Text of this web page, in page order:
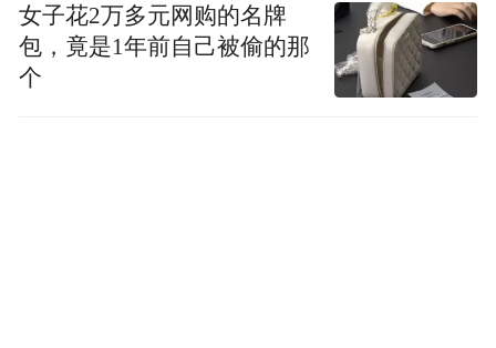
女子花2万多元网购的名牌
包，竟是1年前自己被偷的那
个